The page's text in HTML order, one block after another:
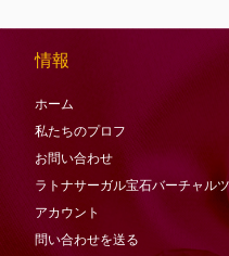
情報
ホーム
私たちのプロフ
お問い合わせ
ラトナサーガル宝石バーチャ​​ル
アカウント
問い合わせを送る